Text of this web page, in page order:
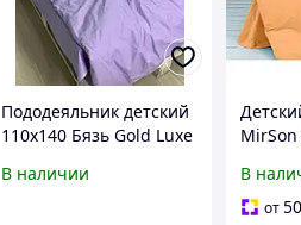
Пододеяльник детский
110х140 Бязь Gold Luxe
В наличии
MirSon
см
В
от50